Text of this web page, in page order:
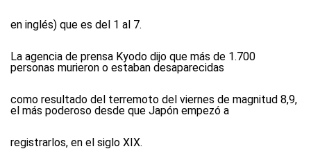
en inglés) que es del 1 al 7.
La agencia de prensa Kyodo dijo que más de 1.700
personas murieron o estaban desaparecidas
como resultado del terremoto del viernes de magnitud 8,9,
el más poderoso desde que Japón empezó a
registrarlos, en el siglo XIX.